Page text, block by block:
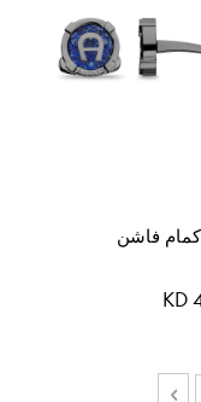
فاشن
KD